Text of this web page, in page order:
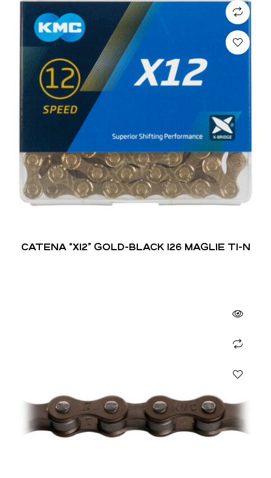
CATENA “X12” GOLD-BLACK 126 MAGLIE TI-N